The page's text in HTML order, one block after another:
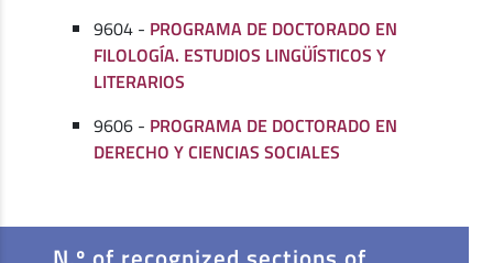
9604 - PROGRAMA DE DOCTORADO EN
FILOLOGÍA. ESTUDIOS LINGÜÍSTICOS Y
LITERARIOS
9606 - PROGRAMA DE DOCTORADO EN
DERECHO Y CIENCIAS SOCIALES